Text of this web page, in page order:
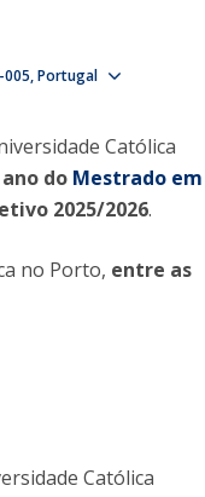
de Psicologia
005 Portugal
Católica
do Mestrado em
2025/2026.
no Porto, entre as
Católica